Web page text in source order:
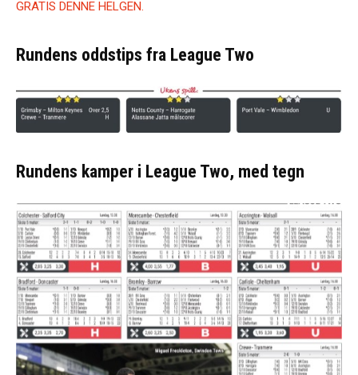
GRATIS DENNE HELGEN.
Rundens oddstips fra League Two
Rundens kamper i League Two, med tegn